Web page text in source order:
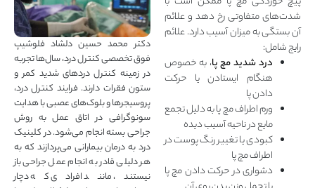
شدت‌های متفاوتی رخ دهد و علائم
آن بستگی به میزان آسیب دارد. علائم
رایج شامل:
درد شدید مچ پا، به خصوص
هنگام ایستادن یا حرکت
دادن پا
ورم اطراف مچ پا به دلیل تجمع
مایع در ناحیه آسیب‌ دیده
کبودی یا تغییر رنگ پوست در
اطراف مچ پا
دشواری در حرکت دادن مچ پا
دکتر محمد حسین دلشاد فلوشیپ
فوق تخصصی کنترل درد، سال‌ها تجربه
در زمینه کنترل دردهای شدید کمر و
ستون فقرات دارند. فرایند کنترل درد،
پروسیجرها و بلوک‌های عصبی با هدایت
سونوگرافی در اتاق عمل به روش
جراحی بسته انجام می‌شود. در کلینیک
درد به درمان‌ بیمارانی می‌پردازند که به
هر دلیلی قادر به انجام عمل جراحی باز
نیستند، مانند افرادی که دچار